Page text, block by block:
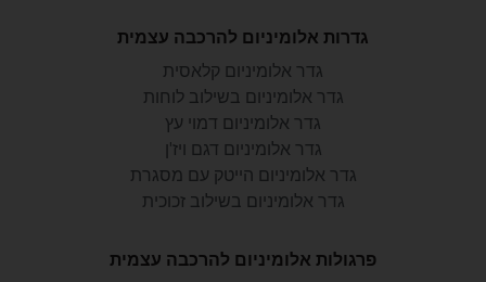
גדרות אלומיניום להרכבה עצמית
גדר אלומיניום קלאסית
גדר אלומיניום בשילוב לוחות
גדר אלומיניום דמוי עץ
גדר אלומיניום דגם ויז'ן
גדר אלומיניום הייטק עם מסגרת
גדר אלומיניום בשילוב זכוכית
פרגולות אלומיניום להרכבה עצמית